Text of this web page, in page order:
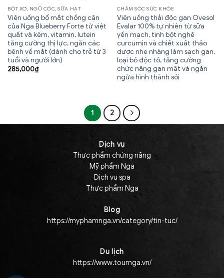
BỘT XƠ, NGŨ CỐC, SỮA HẠT
Viên uống bổ mắt chống cận
của Nga Blueberry Forte từ việt
quất và kẽm, vitamin, lutein
tăng cường thị lực, ngăn các
bệnh về mắt (dành cho trẻ từ 3
tuổi và người lớn)
285,000₫
CHĂM SÓC SỨC KHỎE
Viên uống thải độc gan Ovesol
Evalar 100% tự nhiên từ sữa
yến mạch, tinh bột nghệ
curcumin và chiết xuất thảo
dược nhẹ nhàng làm sạch gan,
loại bỏ độc tố, tăng cường
chức năng gan mật và ngăn
ngừa hình thành sỏi
1 2
Dịch vụ
Thực phẩm chứng năng
Mỹ phẩm Nga
Dịch vụ spa
Thực phẩm Nga
Blog
https://myphamnga.vn/category/tin-tuc/
Du lịch
https://www.tournga.vn/